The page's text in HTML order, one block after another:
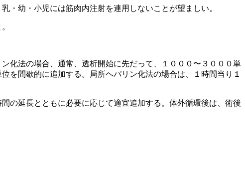
・幼・小児には筋肉内注射を連用しないことが望ましい。
化法の場合、通常、透析開始に先だって、１０００〜３０００単
を間歇的に追加する。局所ヘパリン化法の場合は、１時間当り１
の延長とともに必要に応じて適宜追加する。体外循環後は、術後